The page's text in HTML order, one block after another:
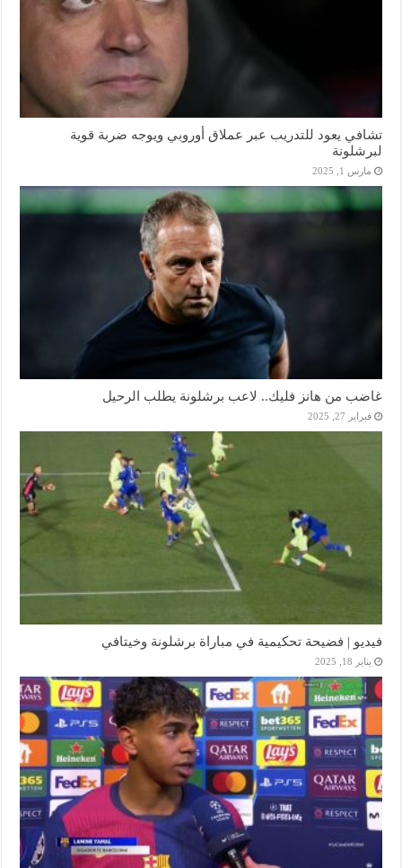
تشافي يعود للتدريب عبر عملاق أوروبي ويوجه ضربة قوية
لبرشلونة
مارس 1, 2025
غاضب من هانز فليك.. لاعب برشلونة يطلب الرحيل
فبراير 27, 2025
فيديو | فضيحة تحكيمية في مباراة برشلونة وخيتافي
يناير 18, 2025